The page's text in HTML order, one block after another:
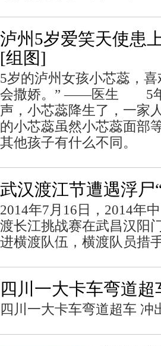
泸州5岁爱笑天使患
[组图]
5岁的泸州女孩小芯蕊，
会撒娇。” ——医生 5年
声，小芯蕊降生了，一
的小芯蕊虽然小芯蕊面部
其他孩子有什么不同。
武汉渡江节遭遇浮尸
2014年7月16日，2014年
渡长江挑战赛在武昌汉阳
进横渡队伍，横渡队员措
四川一大卡车弯道
四川一大卡车弯道超车 冲